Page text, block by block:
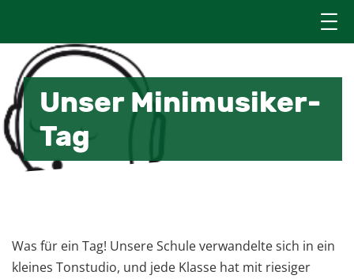
Unser Minimusiker-
Tag
Was für ein Tag! Unsere Schule verwandelte sich in ein
kleines Tonstudio, und jede Klasse hat mit riesiger